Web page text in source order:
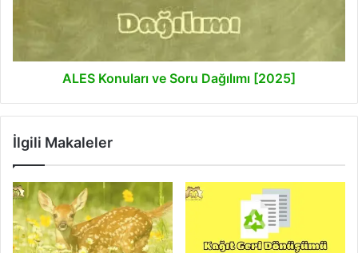
ALES Konuları ve Soru Dağılımı [2025]
İlgili Makaleler